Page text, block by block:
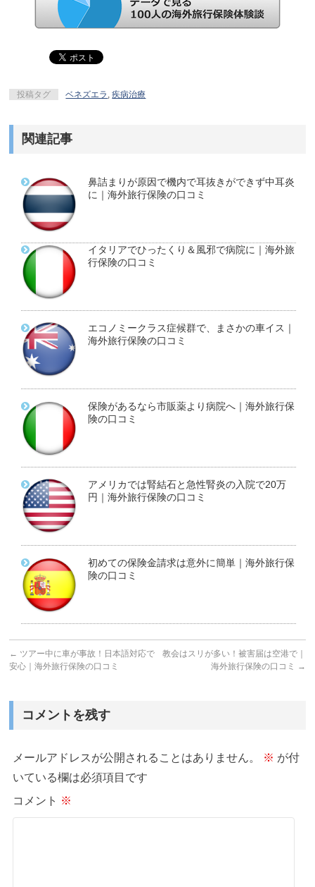
投稿タグ ベネズエラ ,疾病治療
関連記事
鼻詰まりが原因で機内で耳抜きができず中耳炎
に｜海外旅行保険の口コミ
イタリアでひったくり＆風邪で病院に｜海外旅
行保険の口コミ
エコノミークラス症候群で、まさかの車イス｜
海外旅行保険の口コミ
保険があるなら市販薬より病院へ｜海外旅行保
険の口コミ
アメリカでは腎結石と急性腎炎の入院で20万
円｜海外旅行保険の口コミ
初めての保険金請求は意外に簡単｜海外旅行保
険の口コミ
← ツアー中に車が事故！日本語対応で
安心｜海外旅行保険の口コミ
教会はスリが多い！被害届は空港で｜
海外旅行保険の口コミ
→
コメントを残す
メールアドレスが公開されることはありません。 ※ が付
いている欄は必須項目です
コメント ※